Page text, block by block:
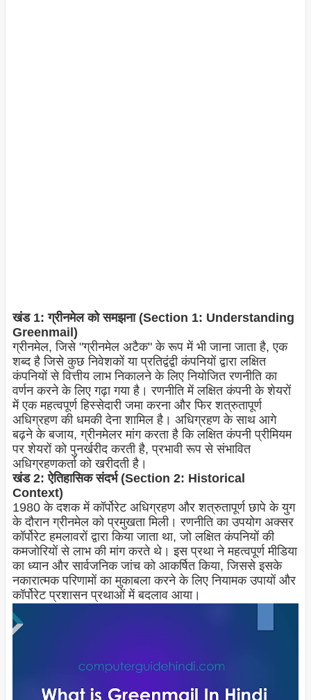
खंड 1: ग्रीनमेल को समझना (Section 1: Understanding
Greenmail)
ग्रीनमेल, जिसे "ग्रीनमेल अटैक" के रूप में भी जाना जाता है, एक
शब्द है जिसे कुछ निवेशकों या प्रतिद्वंद्वी कंपनियों द्वारा लक्षित
कंपनियों से वित्तीय लाभ निकालने के लिए नियोजित रणनीति का
वर्णन करने के लिए गढ़ा गया है। रणनीति में लक्षित कंपनी के शेयरों
में एक महत्वपूर्ण हिस्सेदारी जमा करना और फिर शत्रुतापूर्ण
अधिग्रहण की धमकी देना शामिल है। अधिग्रहण के साथ आगे
बढ़ने के बजाय, ग्रीनमेलर मांग करता है कि लक्षित कंपनी प्रीमियम
पर शेयरों को पुनर्खरीद करती है, प्रभावी रूप से संभावित
अधिग्रहणकर्ता को खरीदती है।
खंड 2: ऐतिहासिक संदर्भ (Section 2: Historical
Context)
1980 के दशक में कॉर्पोरेट अधिग्रहण और शत्रुतापूर्ण छापे के युग
के दौरान ग्रीनमेल को प्रमुखता मिली। रणनीति का उपयोग अक्सर
कॉर्पोरेट हमलावरों द्वारा किया जाता था, जो लक्षित कंपनियों की
कमजोरियों से लाभ की मांग करते थे। इस प्रथा ने महत्वपूर्ण मीडिया
का ध्यान और सार्वजनिक जांच को आकर्षित किया, जिससे इसके
नकारात्मक परिणामों का मुकाबला करने के लिए नियामक उपायों और
कॉर्पोरेट प्रशासन प्रथाओं में बदलाव आया।